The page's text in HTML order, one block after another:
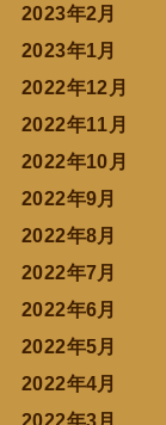
2023年2月
2023年1月
2022年12月
2022年11月
2022年10月
2022年9月
2022年8月
2022年7月
2022年6月
2022年5月
2022年4月
2022年3月